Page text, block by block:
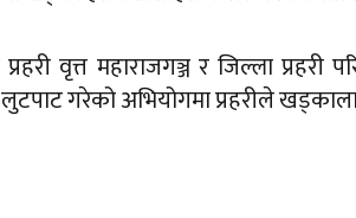
वृत्त महाराजगञ्ज र जिल्ला
गरेको अभियोगमा प्रहरीले